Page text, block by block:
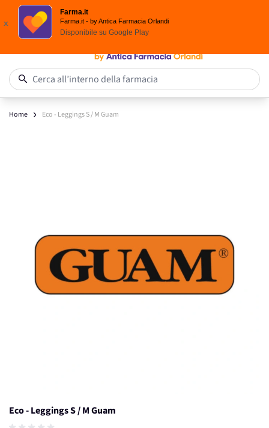
Spedizione
x
Farma.it
Farma.it - by Antica Farmacia Orlandi
Disponibile su Google Play
Salta al contenuto
Cerca all’interno della farmacia
Home Eco - Leggings S / M Guam
Eco - Leggings S / M Guam